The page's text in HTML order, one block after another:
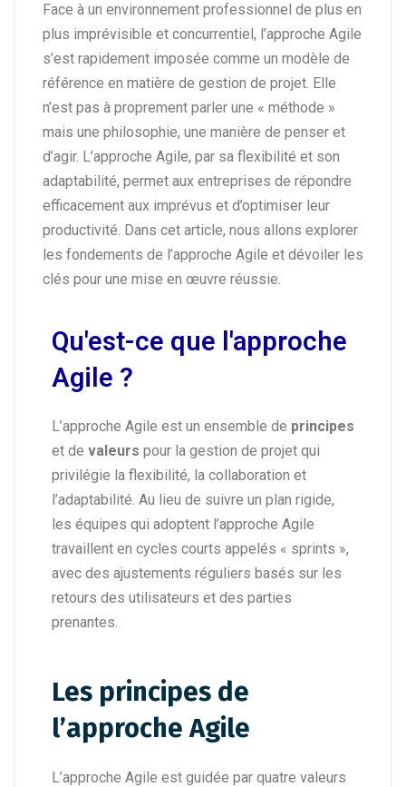
Face à un environnement professionnel de plus en
plus imprévisible et concurrentiel, l’approche Agile
s’est rapidement imposée comme un modèle de
référence en matière de gestion de projet. Elle
n’est pas à proprement parler une « méthode »
mais une philosophie, une manière de penser et
d’agir. L’approche Agile, par sa flexibilité et son
adaptabilité, permet aux entreprises de répondre
efficacement aux imprévus et d’optimiser leur
productivité. Dans cet article, nous allons explorer
les fondements de l’approche Agile et dévoiler les
clés pour une mise en œuvre réussie.
Qu'est-ce que l'approche
Agile ?
L’approche Agile est un ensemble de principes
et de valeurs pour la gestion de projet qui
privilégie la flexibilité, la collaboration et
l’adaptabilité. Au lieu de suivre un plan rigide,
les équipes qui adoptent l’approche Agile
travaillent en cycles courts appelés « sprints »,
avec des ajustements réguliers basés sur les
retours des utilisateurs et des parties
prenantes.
Les principes de
l’approche Agile
L’approche Agile est guidée par quatre valeurs